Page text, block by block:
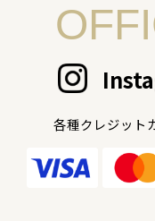
各種クレジット